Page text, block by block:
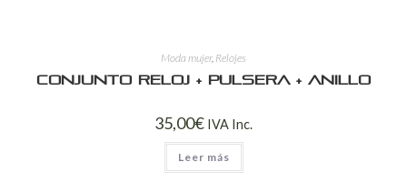
Moda mujer, Relojes
Conjunto reloj + pulsera + anillo
35,00€ IVA Inc.
Leer más